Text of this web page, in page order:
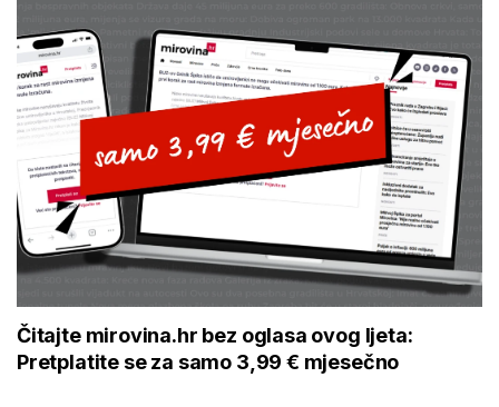
Čitajte mirovina.hr bez oglasa ovog ljeta:
Pretplatite se za samo 3,99 € mjesečno